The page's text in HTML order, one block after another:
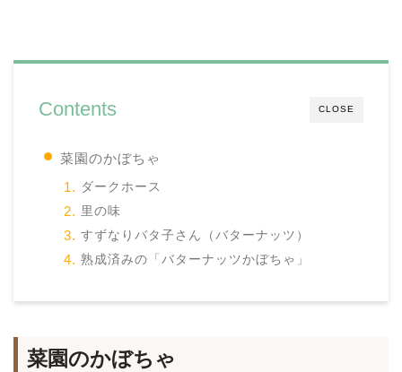
CLOSE
Contents
菜園のかぼちゃ
ダークホース
里の味
すずなりバタ子さん（バターナッツ）
熟成済みの「バターナッツかぼちゃ」
菜園のかぼちゃ